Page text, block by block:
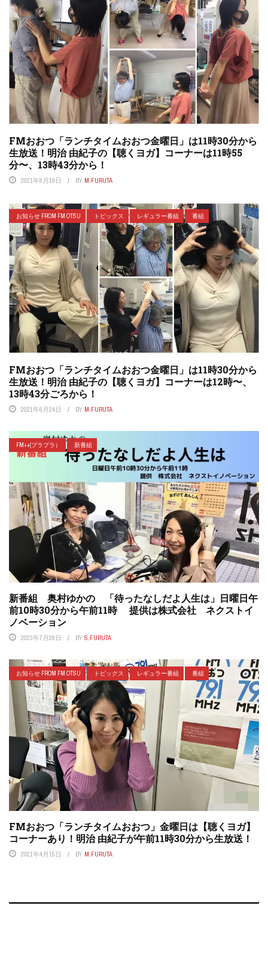
FMおおつ「ランチタイムおおつ金曜日」は11時30分から
生放送！明治 由紀子の【聴くヨガ】コーナーは11時55
分〜、13時43分から！
2021年8月19日 BY M.FURUTA
お知らせ FROM FM OTSU トピックス レギュラー番組 番組
FMおおつ「ランチタイムおおつ金曜日」は11時30分から
生放送！明治 由紀子の【聴くヨガ】コーナーは12時〜、
13時43分ごろから！
2021年6月24日 BY M.FURUTA
FM++(プラプラ） 新番組
新番組 奥村ゆかの 「待ったなしだよ人生は」日曜日午
前10時30分から午前11時 提供は株式会社 ネクストイ
ノベーション
2023年7月28日 BY S.FURUTA
お知らせ FROM FM OTSU トピックス レギュラー番組 番組
FMおおつ「ランチタイムおおつ」金曜日は【聴くヨガ】
コーナーあり！明治 由紀子が午前11時30分から生放送！
2021年4月15日 BY M.FURUTA